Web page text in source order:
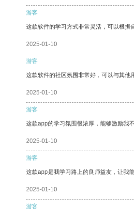
游客
这款软件的学习方式非常灵活，可以根据
2025-01-10
游客
这款软件的社区氛围非常好，可以与其他
2025-01-10
游客
这款app的学习氛围很浓厚，能够激励我
2025-01-10
游客
这款app是我学习路上的良师益友，让我
2025-01-10
游客